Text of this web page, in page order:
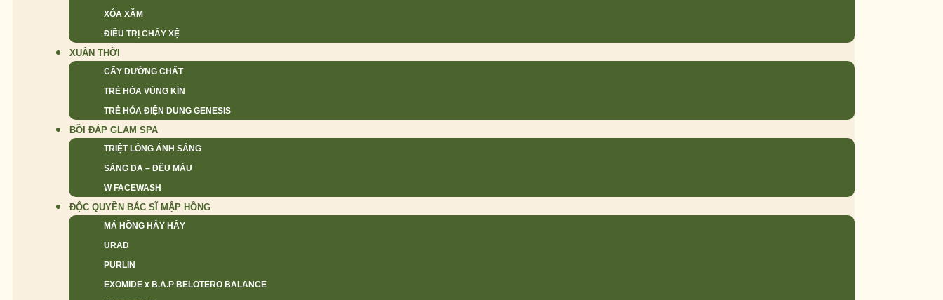
XÓA XĂM
ĐIỀU TRỊ CHẢY XỆ
XUÂN THỜI
CẤY DƯỠNG CHẤT
TRẺ HÓA VÙNG KÍN
TRẺ HÓA ĐIỆN DUNG GENESIS
BỒI ĐẮP GLAM SPA
TRIỆT LÔNG ÁNH SÁNG
SÁNG DA – ĐỀU MÀU
W FACEWASH
ĐỘC QUYỀN BÁC SĨ MẬP HỒNG
MÁ HỒNG HÂY HÂY
URAD
PURLIN
EXOMIDE x B.A.P BELOTERO BALANCE